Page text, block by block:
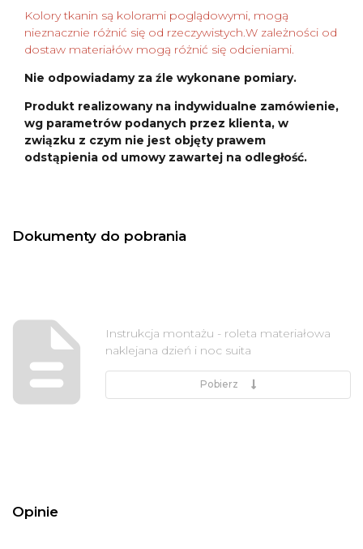
Kolory tkanin są kolorami poglądowymi, mogą
nieznacznie różnić się od rzeczywistych.W zależności od
dostaw materiałów mogą różnić się odcieniami.
Nie odpowiadamy za źle wykonane pomiary.
Produkt realizowany na indywidualne zamówienie,
wg parametrów podanych przez klienta, w
związku z czym nie jest objęty prawem
odstąpienia od umowy zawartej na odległość.
Dokumenty do pobrania
Instrukcja montażu - roleta materiałowa
naklejana dzień i noc suita
Pobierz
Opinie